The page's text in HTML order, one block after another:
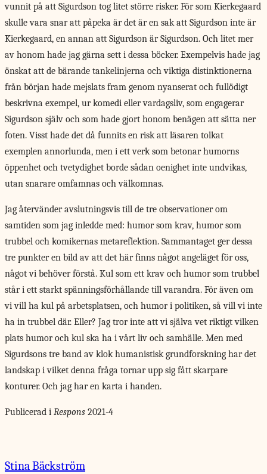
vunnit på att Sigurdson tog litet större risker. För som Kierkegaard
skulle vara snar att påpeka är det är en sak att Sigurdson inte är
Kierkegaard, en annan att Sigurdson är Sigurdson. Och litet mer
av honom hade jag gärna sett i dessa böcker. Exempelvis hade jag
önskat att de bärande tankelinjerna och viktiga distinktionerna
från början hade mejslats fram genom nyanserat och fullödigt
beskrivna exempel, ur komedi eller vardagsliv, som engagerar
Sigurdson själv och som hade gjort honom benägen att sätta ner
foten. Visst hade det då funnits en risk att läsaren tolkat
exemplen annorlunda, men i ett verk som betonar humorns
öppenhet och tvetydighet borde sådan oenighet inte undvikas,
utan snarare omfamnas och välkomnas.
Jag återvänderavslutningsvis till de tre observationer om
samtiden som jag inledde med: humor som krav, humor som
trubbel och komikernas metareflektion. Sammantaget ger dessa
tre punkter en bild av att det här finns något angeläget för oss,
något vi behöver förstå. Kul som ett krav och humor som trubbel
står i ett starkt spänningsförhållande till varandra. För även om
vi vill ha kul på arbetsplatsen, och humor i politiken, så vill vi inte
ha in trubbel där. Eller? Jag tror inte att vi själva vet riktigt vilken
plats humor och kul ska ha i vårt liv och samhälle. Men med
Sigurdsons tre band av klok humanistisk grundforskning har det
landskap i vilket denna fråga tornar upp sig fått skarpare
konturer. Och jag har en karta i handen.
Publicerad i Respons 2021-4
Stina Bäckström